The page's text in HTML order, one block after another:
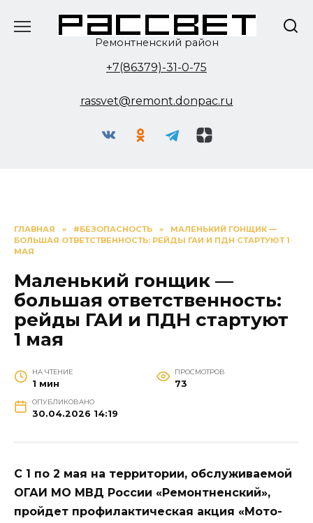
Ремонтненский район
+7(86379)-31-0-75
rassvet@remont.donpac.ru
ГЛАВНАЯ » #БЕЗОПАСНОСТЬ »
МАЛЕНЬКИЙ ГОНЩИК —
БОЛЬШАЯ ОТВЕТСТВЕННОСТЬ: РЕЙДЫ ГАИ И ПДН СТАРТУЮТ 1
МАЯ
Маленький гонщик —
большая ответственность:
рейды ГАИ и ПДН стартуют
1 мая
НА ЧТЕНИЕ
1 мин
ПРОСМОТРОВ
73
ОПУБЛИКОВАНО
30.04.2026 14:19
С 1 по 2 мая на территории, обслуживаемой
ОГАИ МО МВД России «Ремонтненский»,
пройдет профилактическая акция «Мото-